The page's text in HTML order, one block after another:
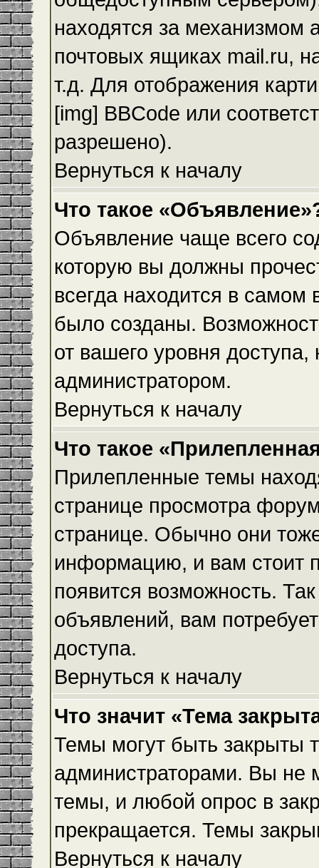
находятся за механизмом
почтовых ящиках mail.ru,
т.д. Для отображения
[img] BBCode или
разрешено).
Вернуться к началу
Что такое
Объявление чаще всего
которую вы должны
всегда находится в
было созданы.
от вашего уровня
администратором.
Вернуться к началу
Что такое
Прилепленные темы
странице просмотра
странице. Обычно они
информацию, и вам стоит
появится возможность.
объявлений, вам
доступа.
Вернуться к началу
Что значит «Тема
Темы могут быть закрыты
администраторами. Вы не
темы, и любой опрос в
прекращается. Темы
Вернуться к началу